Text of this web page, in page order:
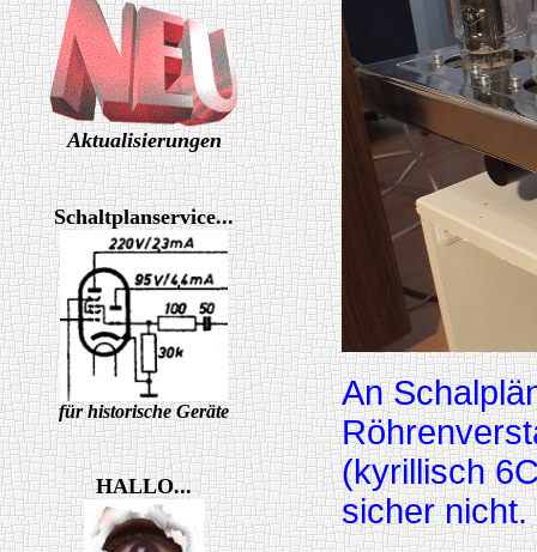
Aktualisierungen
Schaltplanservice...
für historische Geräte
HALLO...
An
(kyrillisch
sicher nicht.